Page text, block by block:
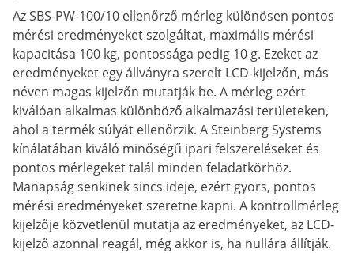
Az SBS-PW-100/10 ellenőrző mérleg különösen pontos
mérési eredményeket szolgáltat, maximális mérési
kapacitása 100 kg, pontossága pedig 10 g. Ezeket az
eredményeket egy állványra szerelt LCD-kijelzőn, más
néven magas kijelzőn mutatják be. A mérleg ezért
kiválóan alkalmas különböző alkalmazási területeken,
ahol a termék súlyát ellenőrzik. A Steinberg Systems
kínálatában kiváló minőségű ipari felszereléseket és
pontos mérlegeket talál minden feladatkörhöz.
Manapság senkinek sincs ideje, ezért gyors, pontos
mérési eredményeket szeretne kapni. A kontrollmérleg
kijelzője közvetlenül mutatja az eredményeket, az LCD-
kijelző azonnal reagál, még akkor is, ha nullára állítják.